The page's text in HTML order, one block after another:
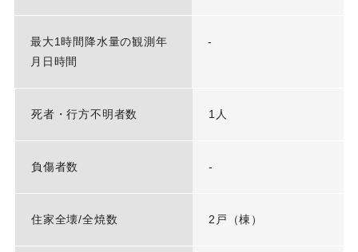
最大1時間降水量の観測年
月日時間
-
死者・行方不明者数 1人
負傷者数 -
住家全壊/全焼数 2戸（棟）